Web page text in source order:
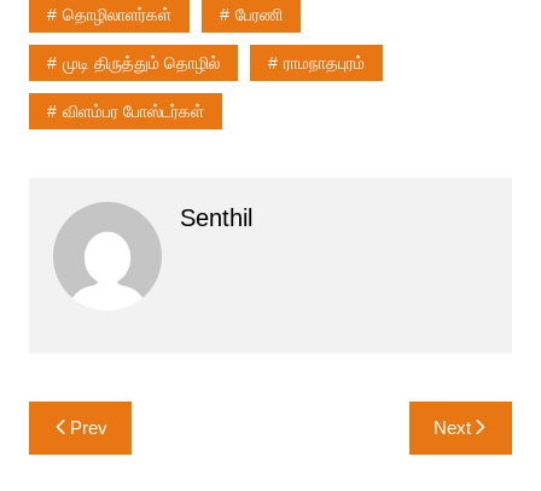
தொழிலாளர்கள் பேரணி
முடி திருத்தும் தொழில் ராமநாதபுரம்
விளம்பர போஸ்டர்கள்
Senthil
Post
navigation
Prev Next